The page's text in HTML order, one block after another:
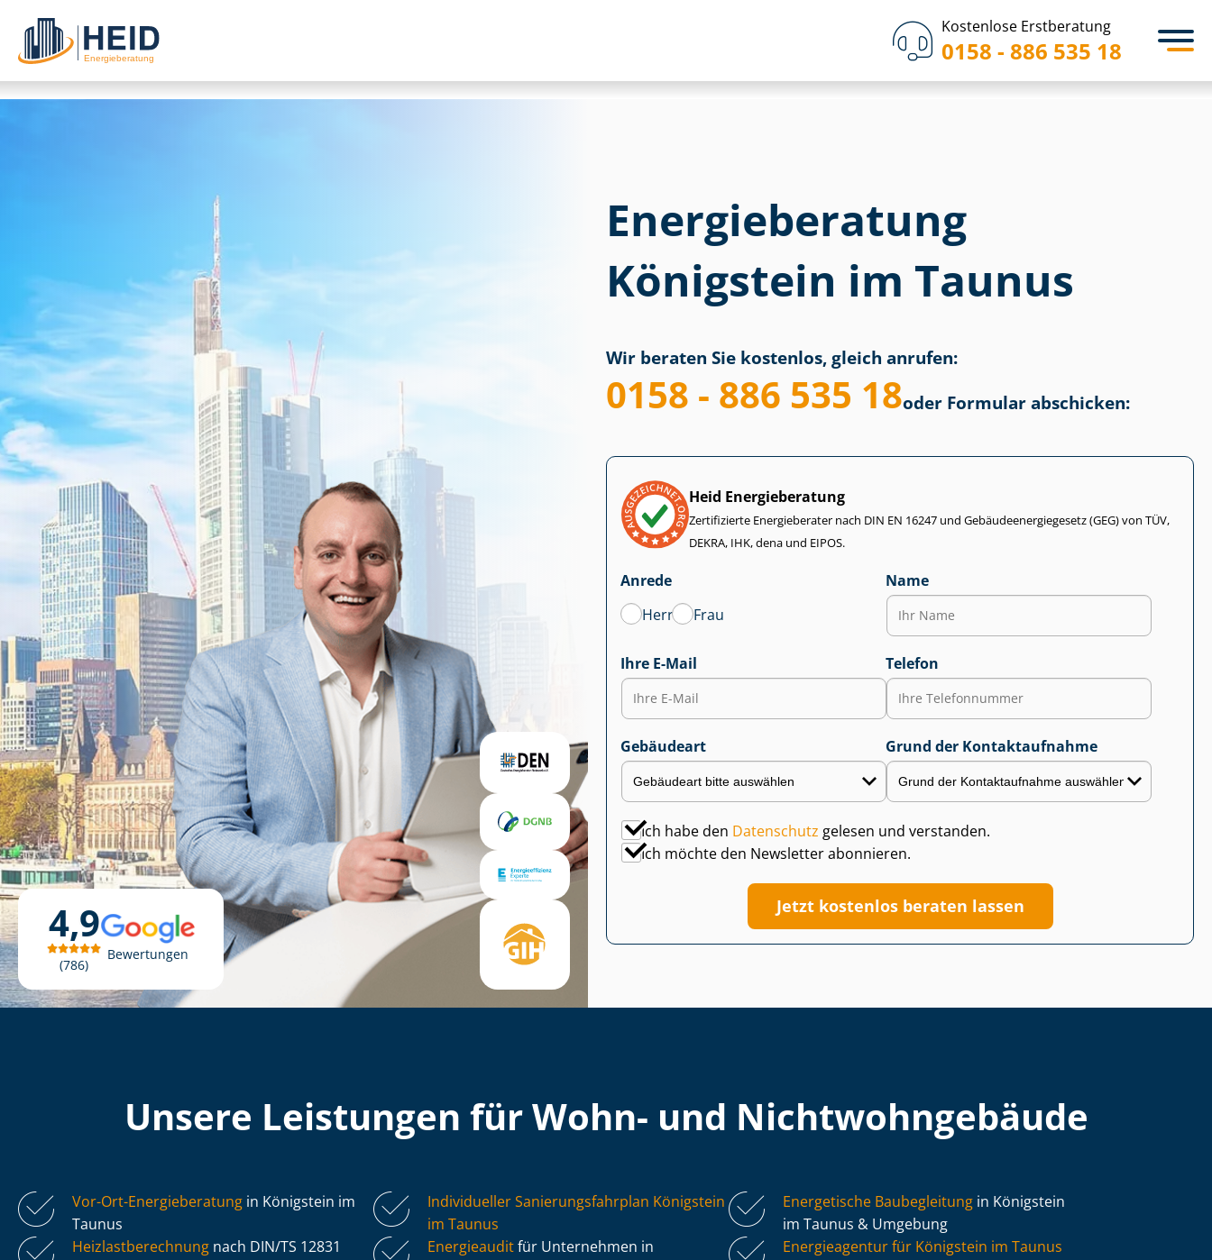
Kostenlose Erstberatung
0158 - 886 535 18
4,9
786
Bewertungen
Energieberatung
Königstein im Taunus
Wir beraten Sie kostenlos, gleich anrufen:
0158 - 886 535 18oder Formular abschicken:
Heid Energieberatung
Zertifizierte Energieberater nach DIN EN 16247 und Ge­bäu­de­en­er­gie­ge­setz (GEG) von TÜV,
DEKRA, IHK, dena und EIPOS.
Anrede
Herr
Frau
Name
Ihre E-Mail Telefon
Gebäudeart Grund der Kontaktaufnahme
Ich habe den Datenschutz gelesen und verstanden.
Ich möchte den Newsletter abonnieren.
Jetzt kostenlos beraten lassen
Unsere Leistungen für Wohn- und Nicht­wohn­ge­bäu­de
Vor-Ort-Energieberatung in Königstein im
Taunus
Individueller Sa­nie­rungs­fahr­plan Königstein
im Taunus
Energetische Baubegleitung in Königstein
im Taunus & Umgebung
Heiz­last­be­rech­nung nach DIN/TS 12831 Energieauditfür Unternehmen in
Energieagentur für Königstein im Taunus